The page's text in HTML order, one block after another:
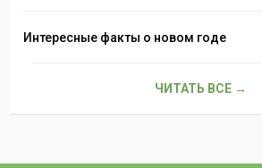
Интересные факты о новом годе
ЧИТАТЬ ВСЕ →